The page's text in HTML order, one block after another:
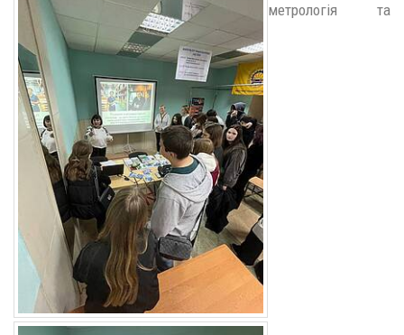
метрологія та